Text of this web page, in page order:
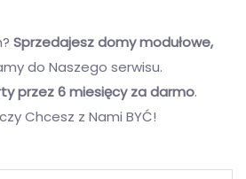
Sprzedajesz domy modułowe,
do Naszego serwisu.
przez 6 miesięcy za darmo.
Chcesz z Nami BYĆ!